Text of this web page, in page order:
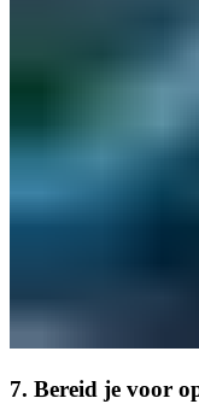
7. Bereid je voor